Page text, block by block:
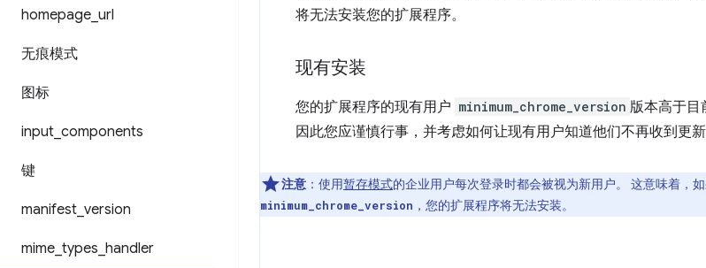
homepage url
无痕模式
图标
input components
键
manifest version
mime types handler
将无法安装您的扩展程序。
现有安装
您的扩展程序的现有用户 minimum_chrome_version 版本高于目
因此您应谨慎行事，并考虑如何让现有用户知道他们不再收到更新
注意 ：使用暂存模式的企业用户每次登录时都会被视为新用户。 这意味着，
minimum_chrome_version ，您的扩展程序将无法安装。